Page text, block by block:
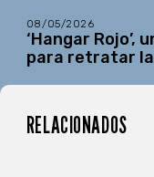
08/05/2026
‘Hangar Rojo’,
para retratar
RELACIONADOS